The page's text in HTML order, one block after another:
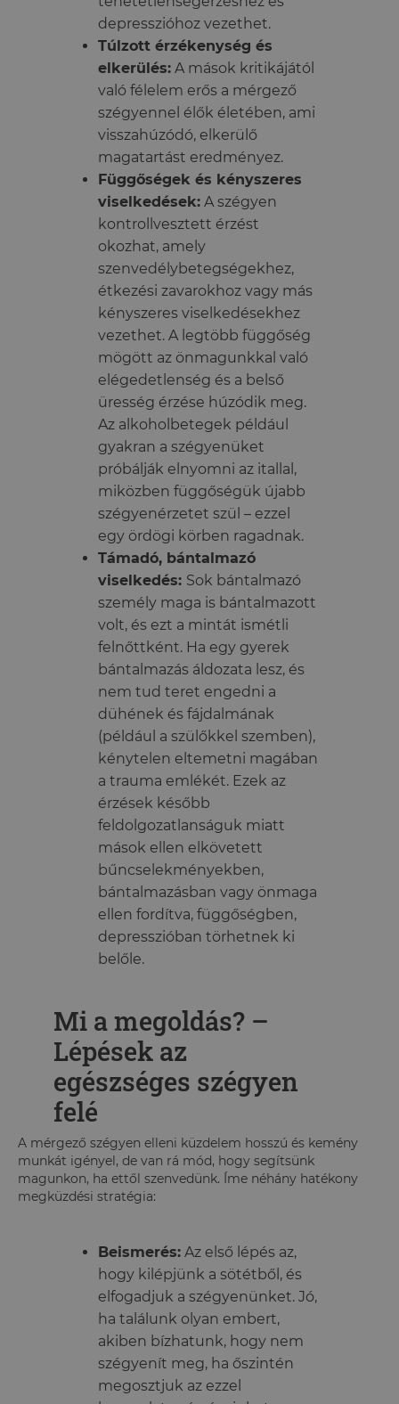
depresszióhoz vezethet.
Túlzott érzékenység és
elkerülés: A mások kritikájától
való félelem erős a mérgező
szégyennel élők életében, ami
visszahúzódó, elkerülő
magatartást eredményez.
Függőségek és kényszeres
viselkedések: A szégyen
kontrollvesztett érzést
okozhat, amely
szenvedélybetegségekhez,
étkezési zavarokhoz vagy más
kényszeres viselkedésekhez
vezethet. A legtöbb függőség
mögött az önmagunkkal való
elégedetlenség és a belső
üresség érzése húzódik meg.
Az alkoholbetegek például
gyakran a szégyenüket
próbálják elnyomni az itallal,
miközben függőségük újabb
szégyenérzetet szül – ezzel
egy ördögi körben ragadnak.
Támadó, bántalmazó
viselkedés: Sok bántalmazó
személy maga is bántalmazott
volt, és ezt a mintát ismétli
felnőttként. Ha egy gyerek
bántalmazás áldozata lesz, és
nem tud teret engedni a
dühének és fájdalmának
(például a szülőkkel szemben),
kénytelen eltemetni magában
a trauma emlékét. Ezek az
érzések később
feldolgozatlanságuk miatt
mások ellen elkövetett
bűncselekményekben,
bántalmazásban vagy önmaga
ellen fordítva, függőségben,
depresszióban törhetnek ki
belőle.
Mi a megoldás? –
Lépések az
egészséges szégyen
felé
A mérgező szégyen elleni küzdelem hosszú és kemény
munkát igényel, de van rá mód, hogy segítsünk
magunkon, ha ettől szenvedünk. Íme néhány hatékony
megküzdési stratégia:
Beismerés: Az első lépés az,
hogy kilépjünk a sötétből, és
elfogadjuk a szégyenünket. Jó,
ha találunk olyan embert,
akiben bízhatunk, hogy nem
szégyenít meg, ha őszintén
megosztjuk az ezzel